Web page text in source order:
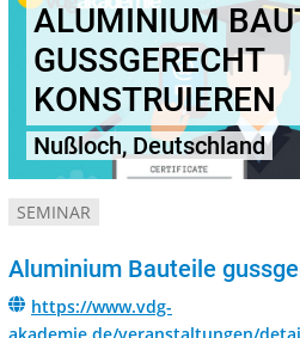
ALUMINIUM
GUSSGERECHT
KONSTRUIEREN
Nußloch, Deutschland
SEMINAR
Aluminium Bauteile
https://www.vdg-